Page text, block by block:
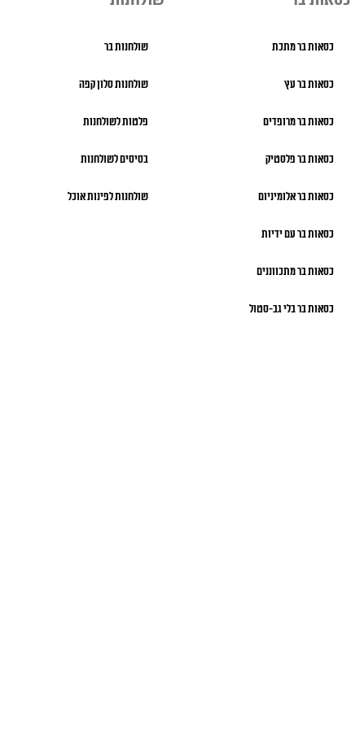
כסאות בר מתכת
כסאות בר עץ
כסאות בר מרופדים
כסאות בר פלסטיק
כסאות בר אלומיניום
כסאות בר עם ידיות
כסאות בר מתכווננים
כסאות בר בלי גב-סטול
שולחנות בר
שולחנות סלון קפה
פלטות לשולחנות
בסיסים לשולחנות
שולחנות לפינות אוכל